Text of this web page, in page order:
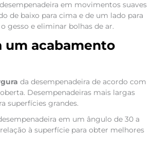
em movimentos suaves
de baixo para cima e de um lado para
gesso e eliminar bolhas de ar.
um acabamento
da desempenadeira de acordo com
Desempenadeiras mais largas
superfícies grandes.
em um ângulo de 30 a
à superfície para obter melhores